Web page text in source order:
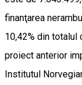
finanţarea
10,42% din
proiect anterior
Institutul